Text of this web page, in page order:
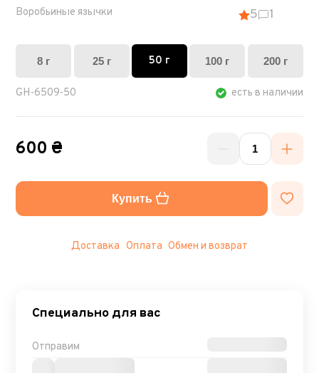
Воробьиные язычки 5 1
8 г 25 г 50 г 100 г 200 г
GH-6509-50 есть в наличии
600 ₴
Купить
Доставка Оплата Обмен и возврат
Специально для вас
Отправим